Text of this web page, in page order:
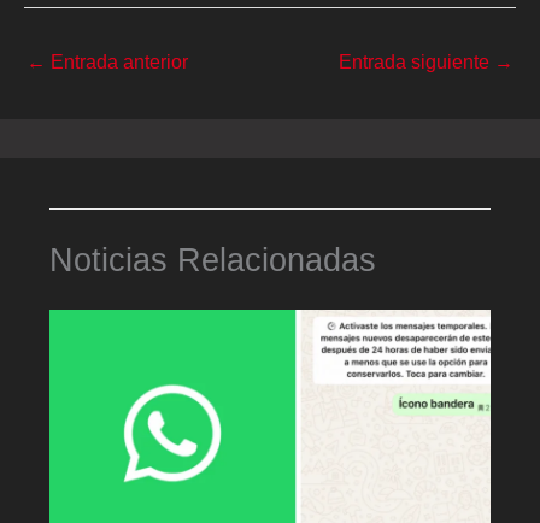
← Entrada anterior Entrada siguiente →
Noticias Relacionadas